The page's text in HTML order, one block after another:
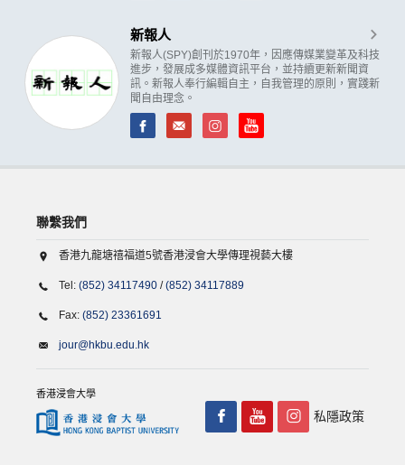
新報人
新報人(SPY)創刊於1970年，因應傳媒業變革及科技
進步，發展成多媒體資訊平台，並持續更新新聞資
訊。新報人奉行編輯自主，自我管理的原則，實踐新
聞自由理念。
聯繫我們
香港九龍塘禧福道5號香港浸會大學傳理視藝大樓
Tel: (852) 34117490 /(852) 34117889
Fax: (852) 23361691
jour@hkbu.edu.hk
香港浸會大學
私隱政策